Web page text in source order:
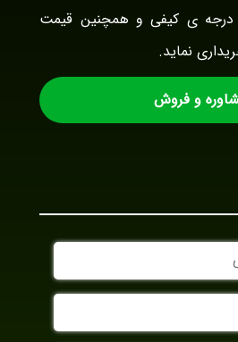
درجه ی کیفی و همچنین قیمت
نماید.
و فروش